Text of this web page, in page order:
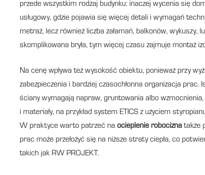
przede wszystkim rodzaj budynku: inaczej wycenia się
usługowy, gdzie pojawia się więcej detali i wymagań
metraż, lecz również liczba załamań, balkonów,
skomplikowana bryła, tym więcej czasu zajmuje montaż
Na cenę wpływa też wysokość obiektu, ponieważ przy
zabezpieczenia i bardziej czasochłonna organizacja prac.
ściany wymagają napraw, gruntowania albo
i materiały, na przykład system ETICS z użyciem
W praktyce warto patrzeć na ocieplenie robocizna także
prac może przełożyć się na niższe straty ciepła, co
takich jak RW PROJEKT.